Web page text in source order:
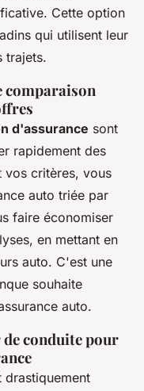
Cette option
qui utilisent leur
trajets.
comparaison
d'assurance sont
rapidement des
vos critères, vous
auto triée par
faire économiser
en mettant en
auto. C'est une
souhaite
auto.
conduite pour
drastiquement